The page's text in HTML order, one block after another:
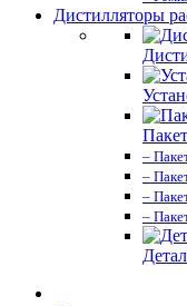
Дистилляторы
–
–
–
–